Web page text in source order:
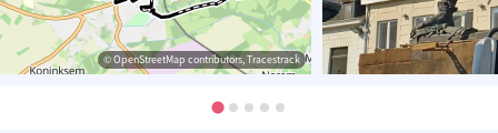
© OpenStreetMap contributors, Tracestrack